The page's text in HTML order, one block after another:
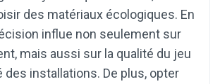
des matériaux écologiques. En
influe non seulement sur
mais aussi sur la qualité du jeu
des installations. De plus, opter